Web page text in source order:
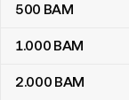
500 BAM
1.000 BAM
2.000 BAM